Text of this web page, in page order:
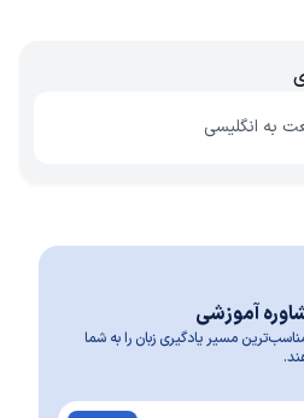
به انگلیسی
آموزشی
مسیر یادگیری زبان را به شما